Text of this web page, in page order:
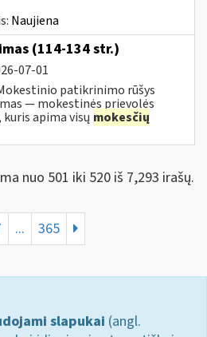
Naujiena
(114-134 str.)
07-01
patikrinimo rūšys
— mokestinės prievolės
apima visų mokesčių
nuo 501 iki 520 iš 7,293 irašų.
... 365
slapukai (angl.